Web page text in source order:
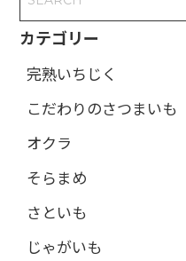
カテゴリー
完熟いちじく
こだわりのさつまいも
オクラ
そらまめ
さといも
じゃがいも